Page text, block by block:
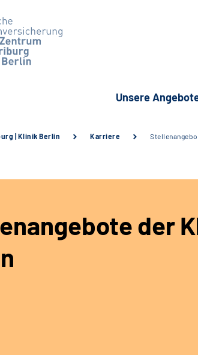
Unsere
| Klinik Berlin Karriere
der